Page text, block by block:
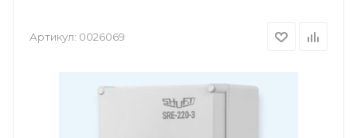
Артикул: 0026069